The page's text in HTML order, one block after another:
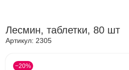
Лесмин, таблетки, 80 шт
Артикул: 2305
−20%